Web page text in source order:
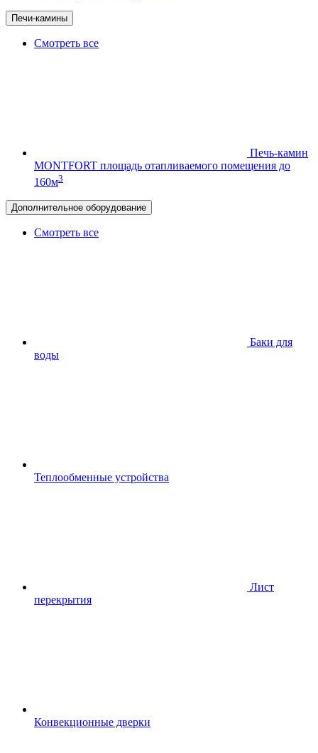
Печи-камины
Смотреть все
Печь-камин
MONTFORT площадь отапливаемого помещения до
160м3
Дополнительное оборудование
Смотреть все
Баки для
воды
Теплообменные устройства
Лист
перекрытия
Конвекционные дверки